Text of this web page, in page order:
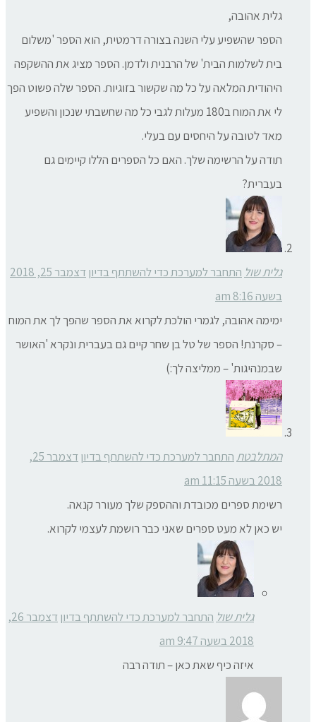
גלית אהובה,
הספר שהשפיע עלי השנה בצורה דרמטית, הוא הספר 'משלום
בית לשלמות הבית' של הרבנית ולדמן. הספר מציג את ההשקפה
היהודית המלאה על כל מה שקשור בזוגיות. הספר שלה פשוט הפך
לי את המוח ב180 מעלות לגבי כל מה שחשבתי שנכון והשפיע
מאד לטובה על היחסים עם בעלי.
תודה על הרשימה שלך. האם כל הספרים הללו קיימים גם
בעברית?
גלית שול התחבר למערכת כדי להשתתף בדיון
דצמבר 25, 2018
בשעה 8:16 am
ימימה אהובה, לגמרי הולכת לקרוא את הספר שהפך לך את המוח
– סקרנת! הספר של טל בן שחר קיים גם בעברית ונקרא 'האושר
שבמנהיגות' – ממליצה לך:)
המתלבטתהתחבר למערכת כדי להשתתף בדיון
דצמבר 25,
2018 בשעה 11:15 am
רשימת ספרים מכובדת וההספק שלך מעורר קנאה.
יש כאן לא מעט ספרים שאני כבר רושמת לעצמי לקרוא.
גלית שול התחבר למערכת כדי להשתתף בדיון
דצמבר 26,
2018 בשעה 9:47 am
איזה כיף שאת כאן – תודה רבה